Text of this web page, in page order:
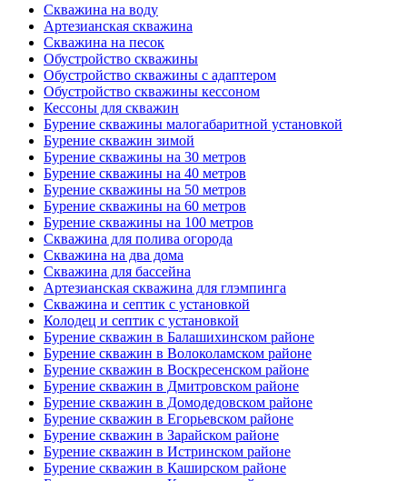
Скважина на воду
Артезианская скважина
Скважина на песок
Обустройство скважины
Обустройство скважины с адаптером
Обустройство скважины кессоном
Кессоны для скважин
Бурение скважины малогабаритной установкой
Бурение скважин зимой
Бурение скважины на 30 метров
Бурение скважины на 40 метров
Бурение скважины на 50 метров
Бурение скважины на 60 метров
Бурение скважины на 100 метров
Скважина для полива огорода
Скважина на два дома
Скважина для бассейна
Артезианская скважина для глэмпинга
Скважина и септик с установкой
Колодец и септик с установкой
Бурение скважин в Балашихинском районе
Бурение скважин в Волоколамском районе
Бурение скважин в Воскресенском районе
Бурение скважин в Дмитровском районе
Бурение скважин в Домодедовском районе
Бурение скважин в Егорьевском районе
Бурение скважин в Зарайском районе
Бурение скважин в Истринском районе
Бурение скважин в Каширском районе